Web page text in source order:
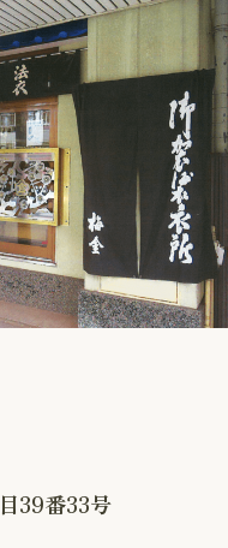
39番33号